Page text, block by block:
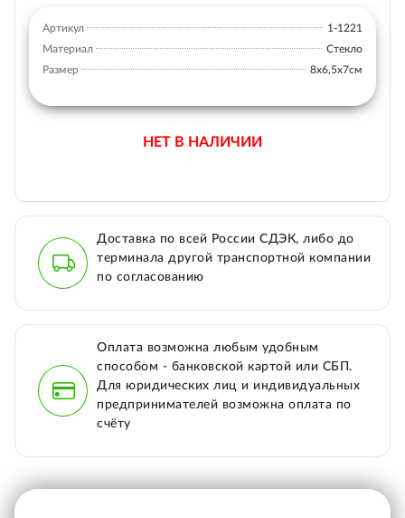
Артикул
1-1221
Материал
Стекло
Размер
8х6,5х7см
НЕТ В НАЛИЧИИ
Доставка по всей России СДЭК, либо до
терминала другой транспортной компании
по согласованию
Оплата возможна любым удобным
способом - банковской картой или СБП.
Для юридических лиц и индивидуальных
предпринимателей возможна оплата по
счёту